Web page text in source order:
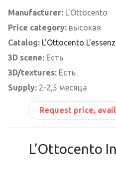
Manufacturer: L'Ottocento
Price category: высокая
Catalog: L'Ottocento
3D scene: Есть
3D/textures: Есть
Supply: 2-2,5 месяца
Request price,
L’Ottocento